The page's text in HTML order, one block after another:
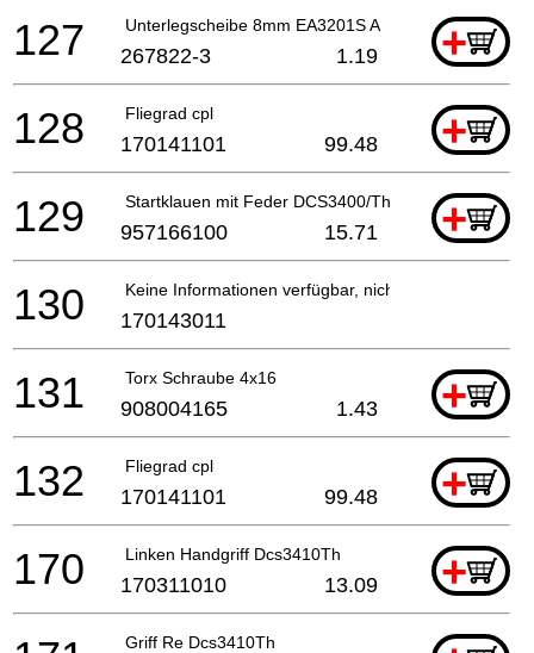
Unterlegscheibe 8mm EA3201S A +
127 267822-3 1.19
Fliegrad cpl +
128 170141101 99.48
Startklauen mit Feder DCS3400/Th * +
129 957166100 15.71
Keine Informationen verfügbar, nicht bestellbar
130 170143011
Torx Schraube 4x16 +
131 908004165 1.43
Fliegrad cpl +
132 170141101 99.48
Linken Handgriff Dcs3410Th +
170 170311010 13.09
Griff Re Dcs3410Th